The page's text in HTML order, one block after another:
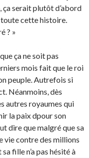
ça serait plutôt d’abord
cette histoire.
? »
ça ne soit pas
mois fait que le roi
peuple. Autrefois si
Néanmoins, dès
autres royaumes qui
la paix dpour son
dire que malgré que sa
vie contre des millions
fille n’a pas hésité à